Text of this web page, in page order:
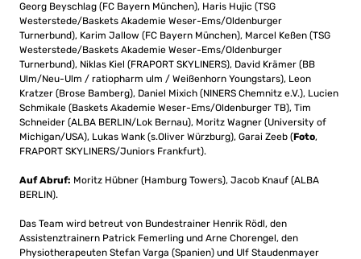
Georg Beyschlag (FC Bayern München), Haris Hujic (TSG
Westerstede/Baskets Akademie Weser-Ems/Oldenburger
Turnerbund), Karim Jallow (FC Bayern München), Marcel Keßen (TSG
Westerstede/Baskets Akademie Weser-Ems/Oldenburger
Turnerbund), Niklas Kiel (FRAPORT SKYLINERS), David Krämer (BB
Ulm/Neu-Ulm / ratiopharm ulm / Weißenhorn Youngstars), Leon
Kratzer (Brose Bamberg), Daniel Mixich (NINERS Chemnitz e.V.), Lucien
Schmikale (Baskets Akademie Weser-Ems/Oldenburger TB), Tim
Schneider (ALBA BERLIN/Lok Bernau), Moritz Wagner (University of
Michigan/USA), Lukas Wank (s.Oliver Würzburg), Garai Zeeb (Foto,
FRAPORT SKYLINERS/Juniors Frankfurt).
Auf Abruf: Moritz Hübner (Hamburg Towers), Jacob Knauf (ALBA
BERLIN).
Das Team wird betreut von Bundestrainer Henrik Rödl, den
Assistenztrainern Patrick Femerling und Arne Chorengel, den
Physiotherapeuten Stefan Varga (Spanien) und Ulf Staudenmayer